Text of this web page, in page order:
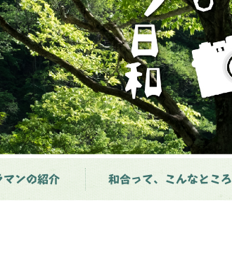
マンの紹介 和合って、こんなところ